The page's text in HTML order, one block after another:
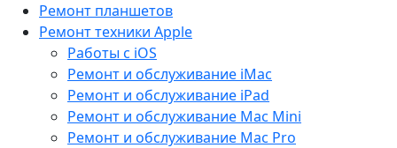
Ремонт планшетов
Ремонт техники Apple
Работы с iOS
Ремонт и обслуживание iMac
Ремонт и обслуживание iPad
Ремонт и обслуживание Mac Mini
Ремонт и обслуживание Mac Pro